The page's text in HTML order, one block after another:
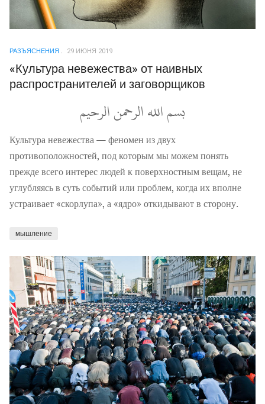
РАЗЪЯСНЕНИЯ 29 ИЮНЯ 2019
«Культура невежества» от наивных
распространителей и заговорщиков
بسم الله الرحمن الرحيم
Культура невежества — феномен из двух
противоположностей, под которым мы можем понять
прежде всего интерес людей к поверхностным вещам, не
углубляясь в суть событий или проблем, когда их вполне
устраивает «скорлупа», а «ядро» откидывают в сторону.
мышление